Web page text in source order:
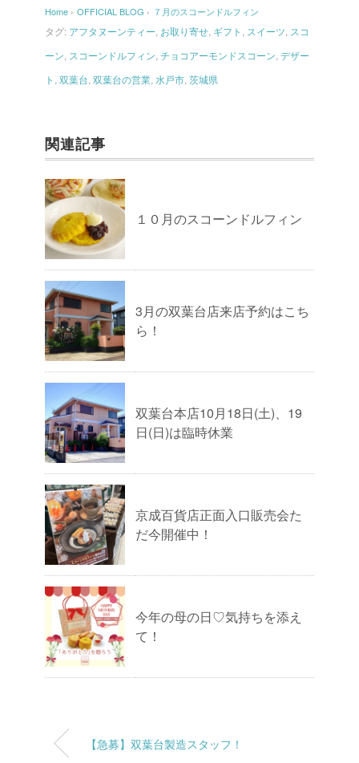
Home › OFFICIAL BLOG › ７月のスコーンドルフィン
タグ: アフタヌーンティー お取り寄せ ギフト スイーツ スコ
ーン スコーンドルフィン チョコアーモンドスコーン デザー
ト 双葉台 双葉台の営業 水戸市 茨城県
関連記事
１０月のスコーンドルフィン
3月の双葉台店来店予約はこち
ら！
双葉台本店10月18日(土)、19
日(日)は臨時休業
京成百貨店正面入口販売会た
だ今開催中！
今年の母の日♡気持ちを添え
て！
【急募】双葉台製造スタッフ！